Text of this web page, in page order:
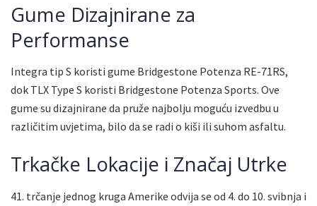
Gume Dizajnirane za
Performanse
Integra tip S koristi gume Bridgestone Potenza RE-71RS,
dok TLX Type S koristi Bridgestone Potenza Sports. Ove
gume su dizajnirane da pruže najbolju moguću izvedbu u
različitim uvjetima, bilo da se radi o kiši ili suhom asfaltu.
Trkačke Lokacije i Značaj Utrke
41. trčanje jednog kruga Amerike odvija se od 4. do 10. svibnja i